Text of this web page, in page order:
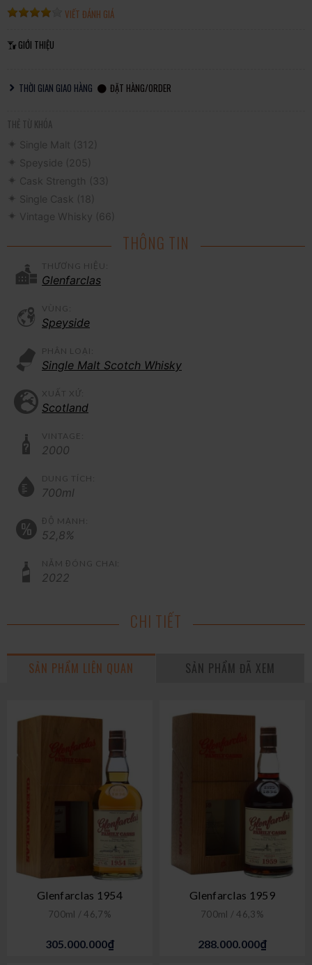
VIẾT ĐÁNH GIÁ
GIỚI THIỆU
THỜI GIAN GIAO HÀNG ĐẶT HÀNG/ORDER
THẺ TỪ KHÓA
Single Malt (312)
Speyside (205)
Cask Strength (33)
Single Cask (18)
Vintage Whisky (66)
THÔNG TIN
THƯƠNG HIỆU:
Glenfarclas
VÙNG:
Speyside
PHÂN LOẠI:
Single Malt Scotch Whisky
XUẤT XỨ:
Scotland
VINTAGE:
2000
DUNG TÍCH:
700ml
ĐỘ MẠNH:
52,8%
NĂM ĐÓNG CHAI:
2022
CHI TIẾT
SẢN PHẨM LIÊN QUAN SẢN PHẨM ĐÃ XEM
Glenfarclas 1954
700ml / 46,7%
305.000.000₫
Glenfarclas 1959
700ml / 46,3%
288.000.000₫